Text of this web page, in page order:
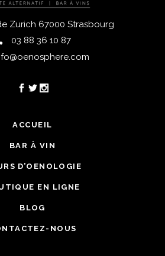
Zurich 67000 Strasbourg
03 88 36 10 87
ACCUEIL
BAR À VIN
D’OENOLOGIE
EN LIGNE
BLOG
NOUS